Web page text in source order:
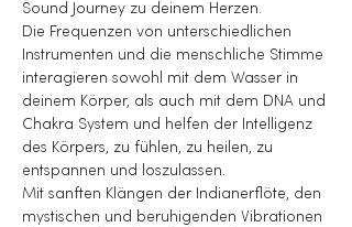
Sound Journey zu deinem Herzen.
Die Frequenzen von unterschiedlichen
Instrumenten und die menschliche Stimme
interagieren sowohl mit dem Wasser in
deinem Körper, als auch mit dem DNA und
Chakra System und helfen der Intelligenz
des Körpers, zu fühlen, zu heilen, zu
entspannen und loszulassen.
Mit sanften Klängen der Indianerflöte, den
mystischen und beruhigenden Vibrationen